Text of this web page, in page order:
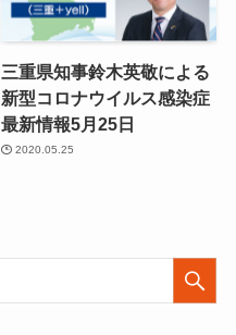
三重県知事鈴木英敬による
新型コロナウイルス感染症
最新情報5月25日
2020.05.25